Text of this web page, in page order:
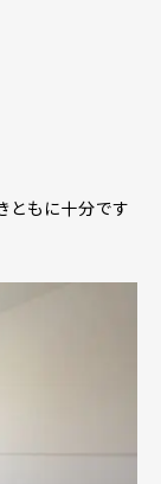
ともに十分です